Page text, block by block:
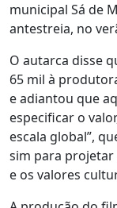
municipal Sá de
antestreia, no
O autarca disse
65 mil à
e adiantou que
especificar o
escala global”,
sim para projetar
e os valores